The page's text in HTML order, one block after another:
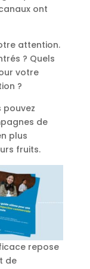
ont
attention.
? Quels
votre
?
pouvez
de
plus
fruits.
repose
de